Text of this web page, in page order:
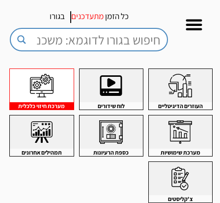
כל הזמןמתעדכנים בגורו
העוזרים הדיגיטליים לוח שידורים מערכת חיזוי כלכלית
מערכת שימושיות כספת הרעיונות תמהילים אחרונים
צ'קליסטים